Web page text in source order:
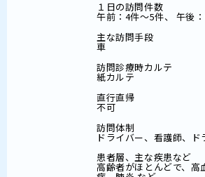
１日の訪問件数
午前：4件～5件、 午後
主な訪問手段
車
訪問診療時カルテ
紙カルテ
直行直帰
不可
訪問体制
ドライバー、看護師、
患者層、主な疾患など
高齢者がほとんどで、高